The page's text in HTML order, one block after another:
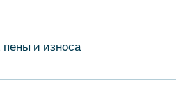
и износа